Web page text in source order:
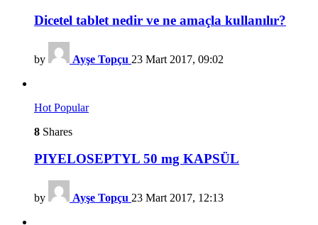
Dicetel tablet nedir ve ne amaçla kullanılır?
by Ayşe Topçu 23 Mart 2017, 09:02
Hot Popular
8 Shares
PIYELOSEPTYL 50 mg KAPSÜL
by Ayşe Topçu 23 Mart 2017, 12:13